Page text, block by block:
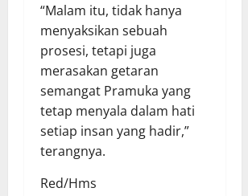
“Malam itu, tidak hanya
menyaksikan sebuah
prosesi, tetapi juga
merasakan getaran
semangat Pramuka yang
tetap menyala dalam hati
setiap insan yang hadir,”
terangnya.
Red/Hms